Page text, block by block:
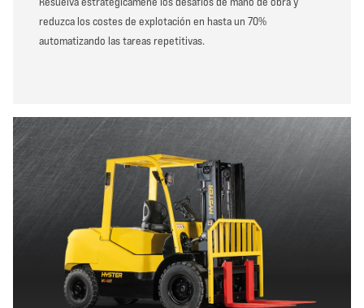
reduzca los costes de explotación en hasta un 70%
automatizando las tareas repetitivas.